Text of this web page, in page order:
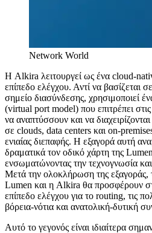
Network World
Η Alkira λειτουργεί ως ένα cloud-
επίπεδο ελέγχου. Αντί να βασίζεται
σημείο διασύνδεσης, χρησιμοποιεί
(virtual port model) που επιτρέπει στις
να αναπτύσσουν και να
σε clouds, data centers και on-
ενιαίας διεπαφής. Η εξαγορά αυτή
δραματικά τον οδικό χάρτη της
ενσωματώνοντας την τεχνογνωσία
Μετά την ολοκλήρωση της
Lumen και η Alkira θα προσφέρουν
επίπεδο ελέγχου για το routing, τις
βόρεια-νότια και ανατολική-δυτική
Αυτό το γεγονός είναι ιδιαίτερα